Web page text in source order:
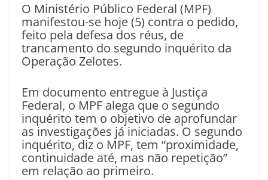
O Ministério Público Federal (MPF)
manifestou-se hoje (5) contra o pedido,
feito pela defesa dos réus, de
trancamento do segundo inquérito da
Operação Zelotes.
Em documento entregue à Justiça
Federal, o MPF alega que o segundo
inquérito tem o objetivo de aprofundar
as investigações já iniciadas. O segundo
inquérito, diz o MPF, tem “proximidade,
continuidade até, mas não repetição”
em relação ao primeiro.